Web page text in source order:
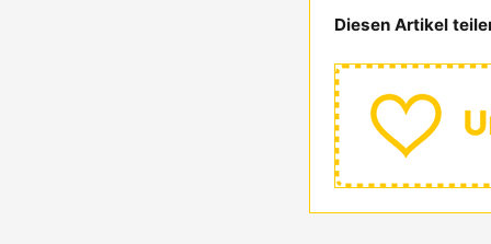
Diesen Artikel